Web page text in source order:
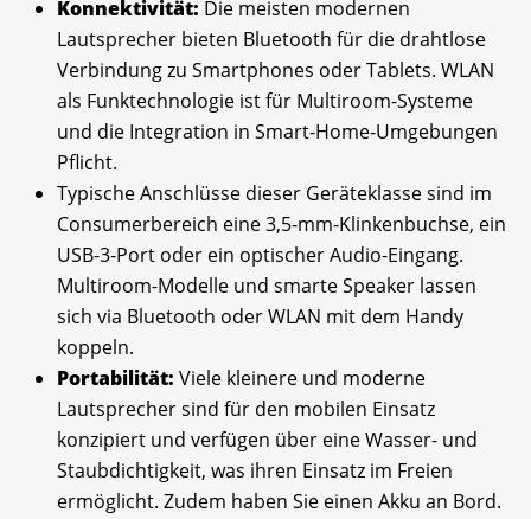
Konnektivität: Die meisten modernen
Lautsprecher bieten Bluetooth für die drahtlose
Verbindung zu Smartphones oder Tablets. WLAN
als Funktechnologie ist für Multiroom-Systeme
und die Integration in Smart-Home-Umgebungen
Pflicht.
Typische Anschlüsse dieser Geräteklasse sind im
Consumerbereich eine 3,5-mm-Klinkenbuchse, ein
USB-3-Port oder ein optischer Audio-Eingang.
Multiroom-Modelle und smarte Speaker lassen
sich via Bluetooth oder WLAN mit dem Handy
koppeln.
Portabilität: Viele kleinere und moderne
Lautsprecher sind für den mobilen Einsatz
konzipiert und verfügen über eine Wasser- und
Staubdichtigkeit, was ihren Einsatz im Freien
ermöglicht. Zudem haben Sie einen Akku an Bord.